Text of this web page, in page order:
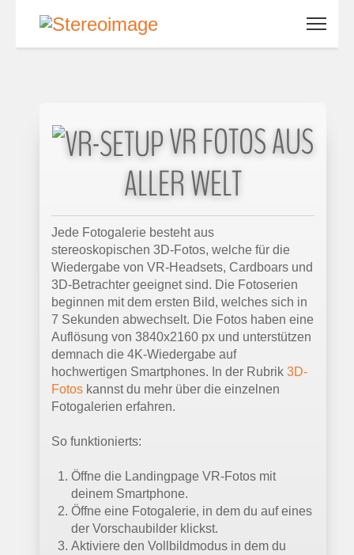
VR FOTOS AUS
ALLER WELT
Jede Fotogalerie besteht aus
stereoskopischen 3D-Fotos, welche für die
Wiedergabe von VR-Headsets, Cardboars und
3D-Betrachter geeignet sind. Die Fotoserien
beginnen mit dem ersten Bild, welches sich in
7 Sekunden abwechselt. Die Fotos haben eine
Auflösung von 3840x2160 px und unterstützen
demnach die 4K-Wiedergabe auf
hochwertigen Smartphones. In der Rubrik 3D-
Fotos kannst du mehr über die einzelnen
Fotogalerien erfahren.
So funktionierts:
Öffne die Landingpage VR-Fotos mit
deinem Smartphone.
Öffne eine Fotogalerie, in dem du auf eines
der Vorschaubilder klickst.
Aktiviere den Vollbildmodus in dem du